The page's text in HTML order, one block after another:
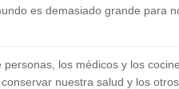
es demasiado grande para
los médicos y los
nuestra salud y los